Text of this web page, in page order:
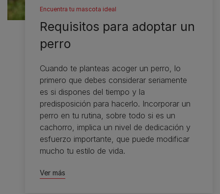
Encuentra tu mascota ideal
Requisitos para adoptar un
perro
Cuando te planteas acoger un perro, lo
primero que debes considerar seriamente
es si dispones del tiempo y la
predisposición para hacerlo. Incorporar un
perro en tu rutina, sobre todo si es un
cachorro, implica un nivel de dedicación y
esfuerzo importante, que puede modificar
mucho tu estilo de vida.
Ver más